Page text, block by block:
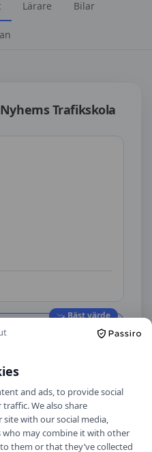
Lärare Bilar
Nyhems Trafikskola
Bäst värde
and ads, to provide social
We also share
with our social media,
may combine it with other
them or that they’ve collected